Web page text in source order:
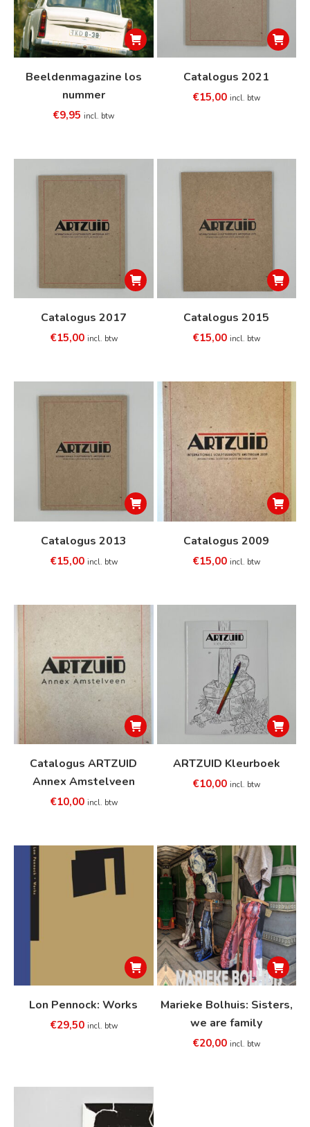
Beeldenmagazine los
nummer
€9,95 incl. btw
Catalogus 2021
€15,00 incl. btw
Catalogus 2017
€15,00 incl. btw
Catalogus 2015
€15,00 incl. btw
Catalogus 2013
€15,00 incl. btw
Catalogus 2009
€15,00 incl. btw
Catalogus ARTZUID
Annex Amstelveen
€10,00 incl. btw
ARTZUID Kleurboek
€10,00 incl. btw
Lon Pennock: Works
€29,50 incl. btw
Marieke Bolhuis: Sisters,
we are family
€20,00 incl. btw